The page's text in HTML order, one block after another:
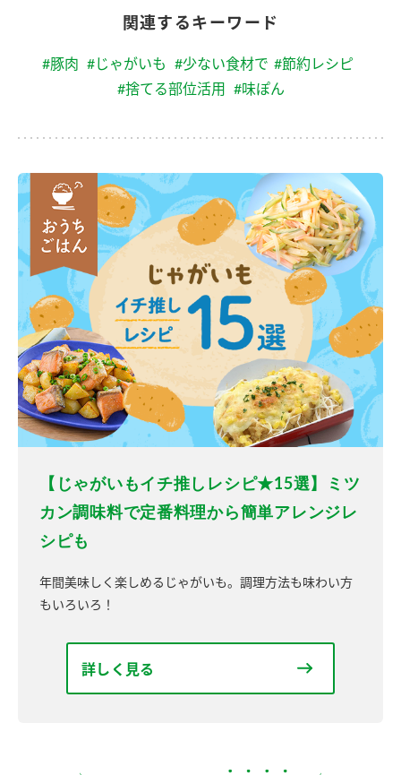
関連するキーワード
#豚肉 #じゃがいも #少ない食材で #節約レシピ
#捨てる部位活用 #味ぽん
【じゃがいもイチ推しレシピ★15選】ミツ
カン調味料で定番料理から簡単アレンジレ
シピも
年間美味しく楽しめるじゃがいも。調理方法も味わい方
もいろいろ！
詳しく見る